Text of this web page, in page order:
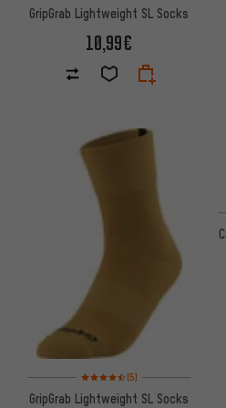
GripGrab Lightweight SL Socks
10,99€
Bewertungen: 4,5 von 5
(5)
GripGrab Lightweight SL Socks